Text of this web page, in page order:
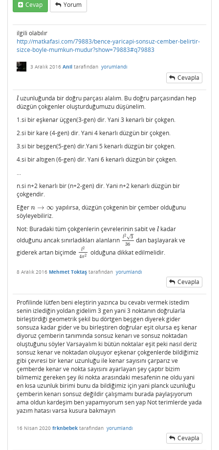
Cevap Yorum
ilgili olabılır
http://matkafasi.com/79883/bence-yaricapi-sonsuz-cember-belirtir-
sizce-boyle-mumkun-mudur?show=79883#q79883
3 Aralık 2016 Anil tarafından yorumlandı
Cevapla
l
l uzunluğunda bir doğru parçası alalım. Bu doğru parçasından hep
düzgün çokgenler oluşturduğumuzu düşünelim.
1.si bir eşkenar üçgen(3-gen) dir. Yani 3 kenarlı bir çokgen.
2.si bir kare (4-gen) dir. Yani 4 kenarlı düzgün bir çokgen.
3.si bir beşgen(5-gen) dir.Yani 5 kenarlı düzgün bir çokgen.
4.si bir altıgen (6-gen) dir. Yani 6 kenarlı düzgün bir çokgen.
...
n.si n+2 kenarlı bir (n+2-gen) dir. Yani n+2 kenarlı düzgün bir
çokgendir.
Eğer n → ∞
n→∞
yapılırsa, düzgün çokgenin bir çember olduğunu
söyleyebiliriz.
Not: Buradaki tüm çokgenlerin çevrelerinin sabit ve l
l kadar
olduğunu ancak sınırladıkları alanların l2 3
√
36
l2336dan başlayarak ve
giderek artan biçimde
l2
4π2
l24π 2
olduğuna dikkat edilmelidir.
8 Aralık 2016 Mehmet Toktaş tarafından yorumlandı
Cevapla
Profilinde lütfen beni eleştirin yazınca bu cevabı vermek istedim
senin izlediğin yoldan gidelim 3 gen yani 3 noktanın doğrularla
birleştirdiği geometrik şekil bu dörtgen beşgen diyerek gider
sonsuza kadar gider ve bu birleştiren doğrular eşit olursa eş kenar
diyoruz çemberin tanımında sonsuz kenarı ve sonsuz noktadan
oluştuğunu söyler Varsayalım ki bütün noktalar eşit peki nasıl deriz
sonsuz kenar ve noktadan oluşuyor eşkenar çokgenlerde bildiğimiz
gibi çevresi bir kenar uzunluğu ile kenar sayısını çarparız ve
çemberde kenar ve nokta sayısını ayarlayan şey çaptır bizim
bilmemiz gereken şey iki nokta arasındaki mesafenin ne oldu yani
en kısa uzunluk birimi bunu da bildiğimiz için yani planck uzunluğu
çemberin kenarı sonsuz değildir çalışmamı burada paylaşıyorum
ama oldun kardeşim ben yapamıyorum sen yap Not terimlerde yada
yazım hatası varsa kusura bakmayın
16 Nisan 2020 frknbebek tarafından yorumlandı
Cevapla